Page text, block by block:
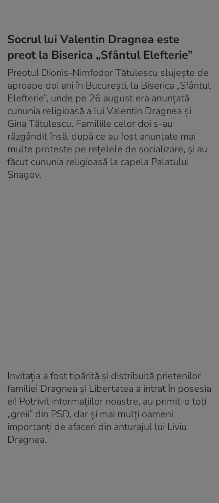
Socrul lui Valentin Dragnea este
preot la Biserica „Sfântul Elefterie”
Preotul Dionis-Nimfodor Tătulescu slujește de
aproape doi ani în București, la Biserica „Sfântul
Elefterie”, unde pe 26 august era anunțată
cununia religioasă a lui Valentin Dragnea și
Gina Tătulescu. Familiile celor doi s-au
răzgândit însă, după ce au fost anunțate mai
multe proteste pe rețelele de socializare, și au
făcut cununia religioasă la capela Palatului
Snagov.
Invitația a fost tipărită și distribuită prietenilor
familiei Dragnea și Libertatea a intrat în posesia
ei! Potrivit informațiilor noastre, au primit-o toți
„greii” din PSD, dar și mai mulți oameni
importanți de afaceri din anturajul lui Liviu
Dragnea.